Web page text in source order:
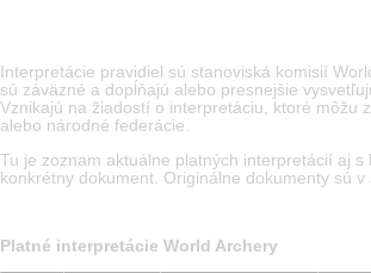
Interpretácie pravidiel sú stanoviská komisií
sú záväzné a dopĺňajú alebo presnejšie
Vznikajú na žiadostí o interpretáciu, ktoré môžu
alebo národné federácie.
Tu je zoznam aktuálne platných interpretácií aj s
konkrétny dokument. Originálne dokumenty sú v
Platné interpretácie World Archery